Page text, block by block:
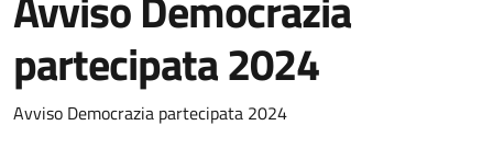
partecipata 2024
Dettagli del documento
Avviso Democrazia partecipata 2024